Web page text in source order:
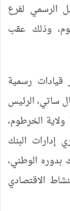
الرسمي لفرع
وذلك عقب
رسمية
ساتي، الرئيس
الخرطوم،
إدارات البنك
بدوره الوطني،
الاقتصادي